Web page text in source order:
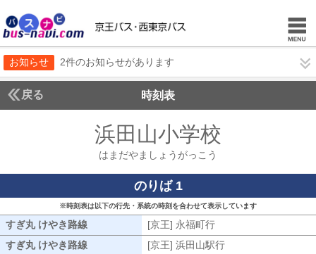
お知らせ 2件のお知らせがあります
戻る 時刻表
浜田山小学校
はまだやましょうがっこう
のりば 1
※時刻表は以下の行先・系統の時刻を合わせて表示しています
すぎ丸 けやき路線 すぎ丸 けやき路線[京王] 永福町行
すぎ丸 けやき路線 すぎ丸 けやき路線[京王] 浜田山駅行